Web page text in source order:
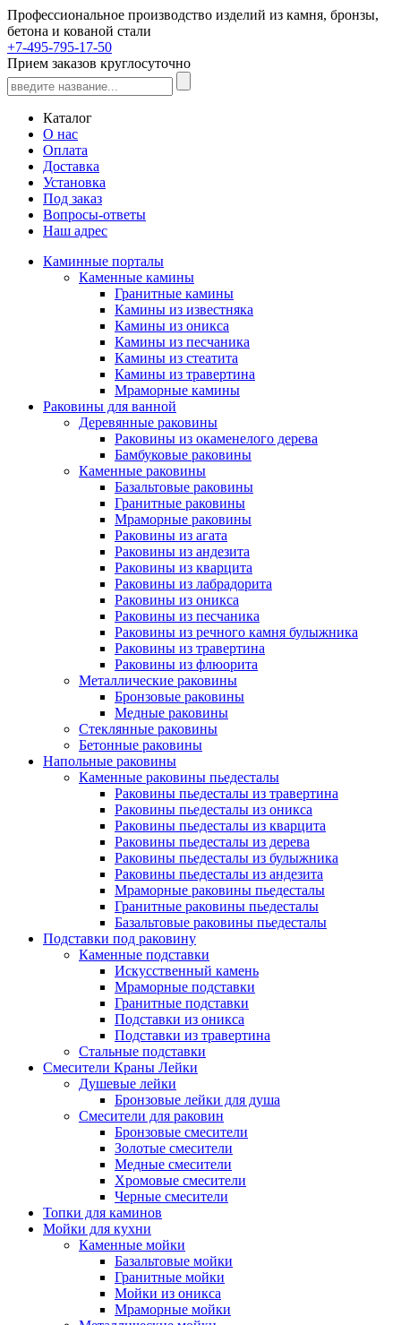
Профессиональное производство изделий из камня, бронзы,
бетона и кованой стали
+7-495-795-17-50
Прием заказов круглосуточно
Каталог
О нас
Оплата
Доставка
Установка
Под заказ
Вопросы-ответы
Наш адрес
Каминные порталы
Каменные камины
Гранитные камины
Камины из известняка
Камины из оникса
Камины из песчаника
Камины из стеатита
Камины из травертина
Мраморные камины
Раковины для ванной
Деревянные раковины
Раковины из окаменелого дерева
Бамбуковые раковины
Каменные раковины
Базальтовые раковины
Гранитные раковины
Мраморные раковины
Раковины из агата
Раковины из андезита
Раковины из кварцита
Раковины из лабрадорита
Раковины из оникса
Раковины из песчаника
Раковины из речного камня булыжника
Раковины из травертина
Раковины из флюорита
Металлические раковины
Бронзовые раковины
Медные раковины
Стеклянные раковины
Бетонные раковины
Напольные раковины
Каменные раковины пьедесталы
Раковины пьедесталы из травертина
Раковины пьедесталы из оникса
Раковины пьедесталы из кварцита
Раковины пьедесталы из дерева
Раковины пьедесталы из булыжника
Раковины пьедесталы из андезита
Мраморные раковины пьедесталы
Гранитные раковины пьедесталы
Базальтовые раковины пьедесталы
Подставки под раковину
Каменные подставки
Искусственный камень
Мраморные подставки
Гранитные подставки
Подставки из оникса
Подставки из травертина
Стальные подставки
Смесители Краны Лейки
Душевые лейки
Бронзовые лейки для душа
Смесители для раковин
Бронзовые смесители
Золотые смесители
Медные смесители
Хромовые смесители
Черные смесители
Топки для каминов
Мойки для кухни
Каменные мойки
Базальтовые мойки
Гранитные мойки
Мойки из оникса
Мраморные мойки